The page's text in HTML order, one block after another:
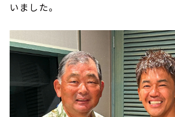
いました。